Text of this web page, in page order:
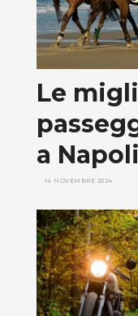
Le
a Napoli
14 NOVEMBRE 2024